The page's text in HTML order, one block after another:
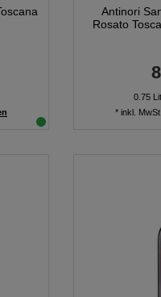
Antinori
Rosato
0.75
* inkl. MwSt.